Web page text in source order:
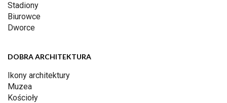
Stadiony
Biurowce
Dworce
DOBRA ARCHITEKTURA
Ikony architektury
Muzea
Kościoły